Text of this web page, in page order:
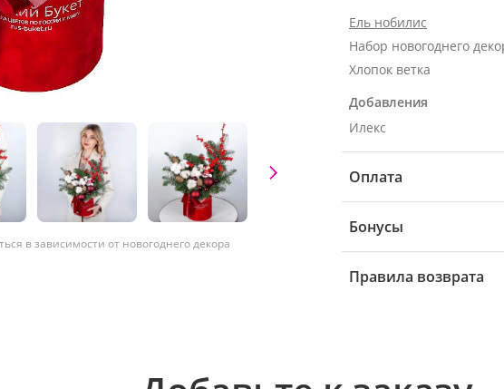
в зависимости от новогоднего декора
Ель нобилис
Набор новогоднего
Хлопок ветка
Добавления
Илекс
Оплата
Бонусы
Правила возврата